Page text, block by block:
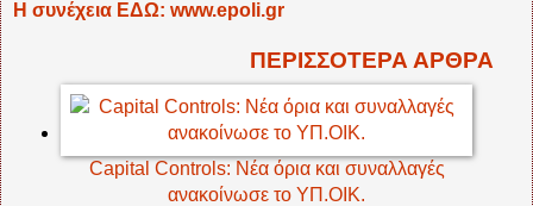
Η συνέχεια ΕΔΩ: www.epoli.gr
ΠΕΡΙΣΣΟΤΕΡΑ ΑΡΘΡΑ
Capital Controls: Νέα όρια και συναλλαγές
ανακοίνωσε το ΥΠ.ΟΙΚ.